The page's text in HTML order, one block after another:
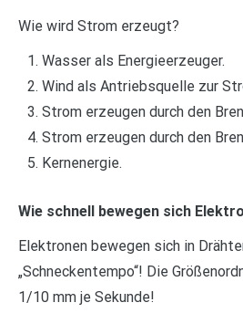
Wie wird Strom erzeugt?
Wasser als Energieerzeuger.
Wind als Antriebsquelle zur
Strom erzeugen durch den
Strom erzeugen durch den
Kernenergie.
Wie schnell bewegen sich
Elektronen bewegen sich in
„Schneckentempo“! Die
1/10 mm je Sekunde!